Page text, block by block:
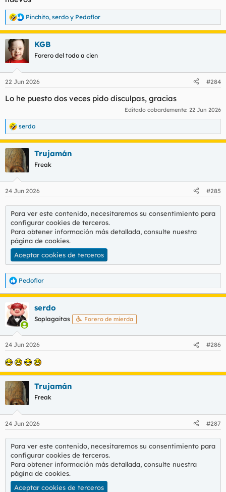
R
e
a
c
c
i
e
:
Pinchito, serdo y Pedoflor
KGB
Forero del todo a cien
22 Jun 2026 #284
Lo he puesto dos veces pido disculpas, gracias
Editado cobardemente: 22 Jun 2026
R
e
a
c
c
i
e
serdo
Trujamán
Freak
24 Jun 2026 #285
Para ver este contenido, necesitaremos su consentimiento para
configurar cookies de terceros.
Para obtener información más detallada, consulte nuestra
página de cookies.
Aceptar cookies de terceros
R
e
a
c
c
i
e
:
Pedoflor
serdo
Soplagaitas Forero de mierda
24 Jun 2026 #286
Trujamán
Freak
24 Jun 2026 #287
Para ver este contenido, necesitaremos su consentimiento para
configurar cookies de terceros.
Para obtener información más detallada, consulte nuestra
página de cookies.
Aceptar cookies de terceros